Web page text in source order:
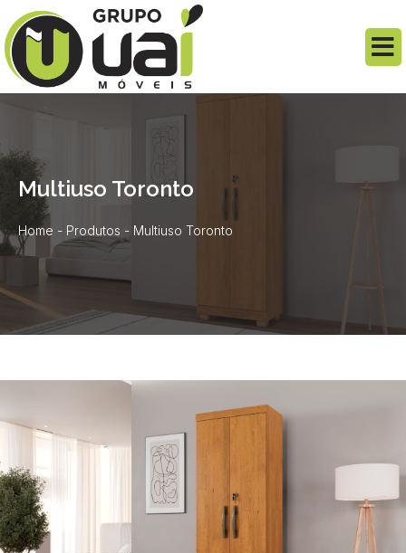
Multiuso Toronto
Home - Produtos - Multiuso Toronto